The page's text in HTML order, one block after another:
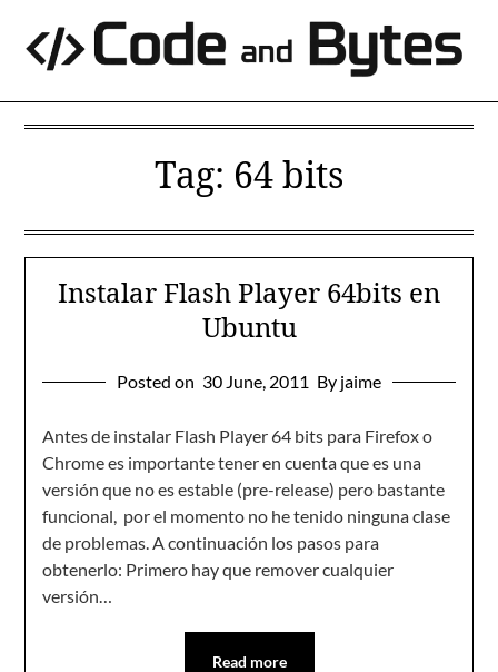
content
Tag: 64 bits
Instalar Flash Player 64bits en
Ubuntu
Posted on 30 June, 2011 By jaime
Antes de instalar Flash Player 64 bits para Firefox o
Chrome es importante tener en cuenta que es una
versión que no es estable (pre-release) pero bastante
funcional, por el momento no he tenido ninguna clase
de problemas. A continuación los pasos para
obtenerlo: Primero hay que remover cualquier
versión…
Read more